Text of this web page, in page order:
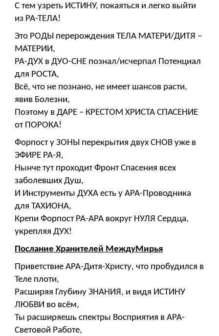
С тем узреть ИСТИНУ, покаяться и легко выйти
из РА-ТЕЛА!
Это РОДЫ перерождения ТЕЛА МАТЕРИ/ДИТЯ –
МАТЕРИИ,
РА-ДУХ в ДУО-СНЕ познал/исчерпал Потенциал
для РОСТА,
Всё, что не познано, не имеет шансов расти,
явив Болезни,
Поэтому в ДАРЕ – КРЕСТОМ ХРИСТА СПАСЕНИЕ
от ПОРОКА!
Форпост у ЗОНЫ перекрытия двух СНОВ уже в
ЭФИРЕ РА-Я,
Нынче тут проходит Фронт Спасения всех
заболевших Душ,
И Инструменты ДУХА есть у АРА-Проводника
для ТАХИОНА,
Крепи Форпост РА-АРА вокруг НУЛЯ Сердца,
укрепляя ДУХ!
Послание Хранителей МеждуМирья
Приветствие АРА-Дитя-Христу, что пробудился в
Теле плоти,
Расширяя Глубину ЗНАНИЯ, и видя ИСТИНУ
ЛЮБВИ во всём,
Ты расширяешь спектры Восприятия в АРА-
Световой Работе,